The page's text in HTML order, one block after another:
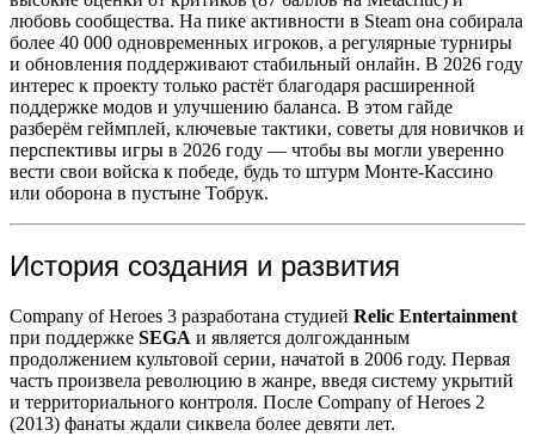
любовь сообщества. На пике активности в Steam она собирала
более 40 000 одновременных игроков, а регулярные турниры
и обновления поддерживают стабильный онлайн. В 2026 году
интерес к проекту только растёт благодаря расширенной
поддержке модов и улучшению баланса. В этом гайде
разберём геймплей, ключевые тактики, советы для новичков и
перспективы игры в 2026 году — чтобы вы могли уверенно
вести свои войска к победе, будь то штурм Монте-Кассино
или оборона в пустыне Тобрук.
История создания и развития
Company of Heroes 3 разработана студией Relic Entertainment
при поддержке SEGA и является долгожданным
продолжением культовой серии, начатой в 2006 году. Первая
часть произвела революцию в жанре, введя систему укрытий
и территориального контроля. После Company of Heroes 2
(2013) фанаты ждали сиквела более девяти лет.